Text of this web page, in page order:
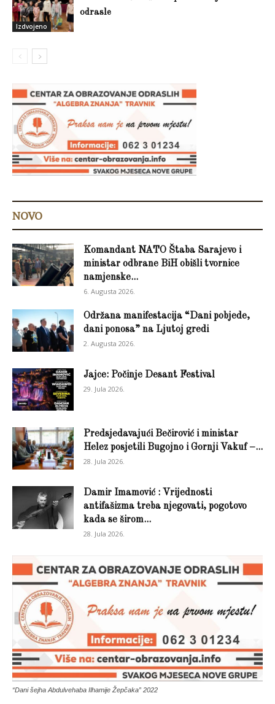
Izdvojeno
odrasle
NOVO
Komandant NATO Štaba Sarajevo i
ministar odbrane BiH obišli tvornice
namjenske...
6. Augusta 2026.
Održana manifestacija “Dani pobjede,
dani ponosa” na Ljutoj gredi
2. Augusta 2026.
Jajce: Počinje Desant Festival
29. Jula 2026.
Predsjedavajući Bečirović i ministar
Helez posjetili Bugojno i Gornji Vakuf –...
28. Jula 2026.
Damir Imamović : Vrijednosti
antifašizma treba njegovati, pogotovo
kada se širom...
28. Jula 2026.
“Dani šejha Abdulvehaba Ilhamije Žepčaka” 2022